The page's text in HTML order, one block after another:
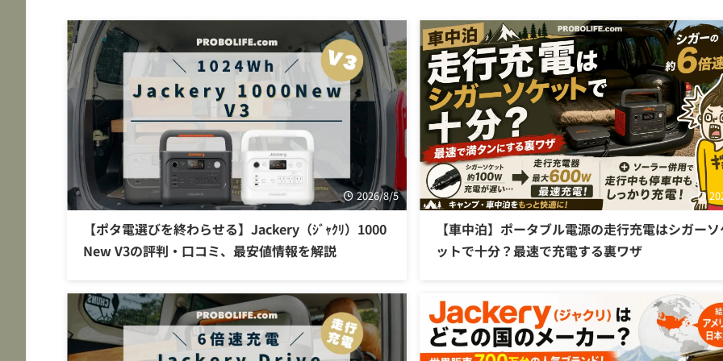
2026/8/5
【ポタ電選びを終わらせる】Jackery（ｼﾞｬｸﾘ）1000
New V3の評判・口コミ、最安値情報を解説
【車中泊】ポータブル電源の走行充電はシガー
ットで十分？最速で充電する裏ワザ